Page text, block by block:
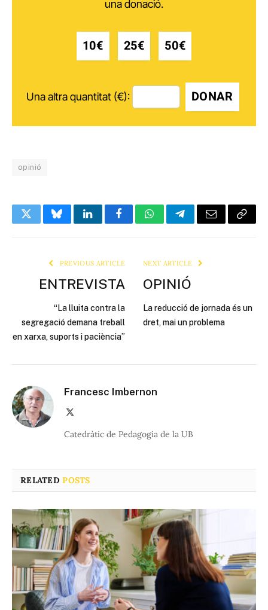
una donació.
10€ 25€ 50€
Una altra quantitat (€): DONAR
opinió
TwitterBlueskyLinkedInFacebookWhatsAppTelegramEmail Copy
PREVIOUS ARTICLE
ENTREVISTA
“La lluita contra la
segregació demana treball
en xarxa, suports i paciència”
NEXT ARTICLE
OPINIÓ
La reducció de jornada és un
dret, mai un problema
Francesc Imbernon
Catedràtic de Pedagogia de la UB
RELATEDPOSTS